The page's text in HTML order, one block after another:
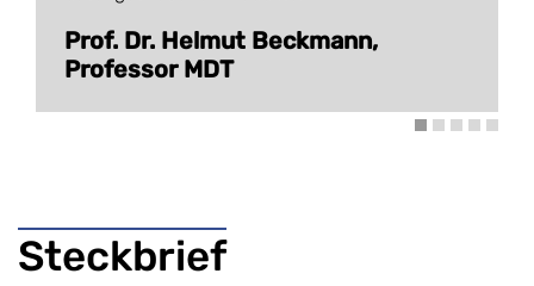
Prof. Dr. Helmut Beckmann,
Professor MDT
Steckbrief